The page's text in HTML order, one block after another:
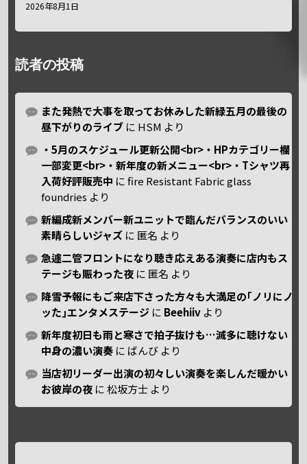
2026年8月1日
読者の投稿
また発熱で大事を取ってお休みした新緑五月の最後の
昼下がりのライブ に HSM より
・5月のスケジュール更新公開<br>・HPカテゴリー欄
一部変更<br>・新年度の新メニュー<br>・Tシャツ再
入荷好評販売中 にfire Resistant Fabric glass
foundries より
新編成新メンバー新ユニットで臨んだバランスのいい
素晴らしいジャズ に 匿名 より
急遽二管フロントになり聴き応えある演奏に店内もス
テージも賑わった夜 に 匿名 より
降雪予報にもご来店下さった方々も大満足の｢ノリにノ
ッた｣エンタメステージ に Beehiiv より
新年度初日も雨と寒さで拍子抜けも…滅多に聴けない
中身の濃い演奏 に ばんび より
当店初リーダー出演の初々しい演奏を楽しんだ暖かい
お彼岸の夜 に松坂方士 より